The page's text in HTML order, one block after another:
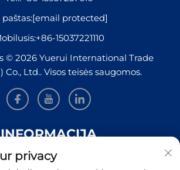
paštas:[email protected]
+86-15037221110
© 2026 Yuerui International Trade
Co., Ltd.. Visos teisės saugomos.
INFORMACIJA
kad gautumėte mūsų savaitinį
privacy